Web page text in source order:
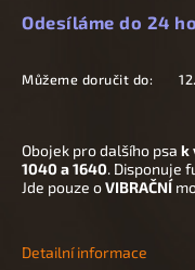
Odesíláme do 24
Můžeme doručit do:
Obojek pro dalšího psa k
1040 a 1640. Disponuje
Jde pouze oVIBRAČNÍ
Detailní informace